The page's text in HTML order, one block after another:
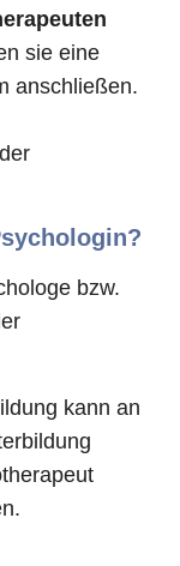
sie eine
anschließen.
bzw.
kann an